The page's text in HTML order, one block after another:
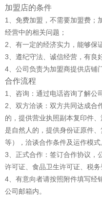
加盟店的条件
1、免费加盟，不需要加盟费；
经营中的相关问题；
2、有一定的经济实力，能够保
3、遵纪守法、诚信经营，有良
4、公司负责为加盟商提供店铺
合作流程
1、咨询：通过电话咨询了解公
2、双方洽谈：双方共同达成合
的，提供营业执照副本复印件
是自然人的，提供身份证原件
等），洽谈合作条件及运作模式
3、正式合作：签订合作协议，
许可证、食品卫生许可证、税务
4、有意向者请按照附件填写经
公司邮箱内。